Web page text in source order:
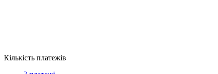
Кількість платежів